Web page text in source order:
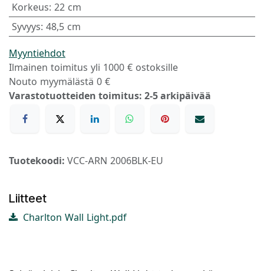
Korkeus: 22 cm
Syvyys: 48,5 cm
Myyntiehdot
Ilmainen toimitus yli 1000 € ostoksille
Nouto myymälästä 0 €
Varastotuotteiden toimitus: 2-5 arkipäivää
Tuotekoodi: VCC-ARN 2006BLK-EU
Liitteet
Charlton Wall Light.pdf